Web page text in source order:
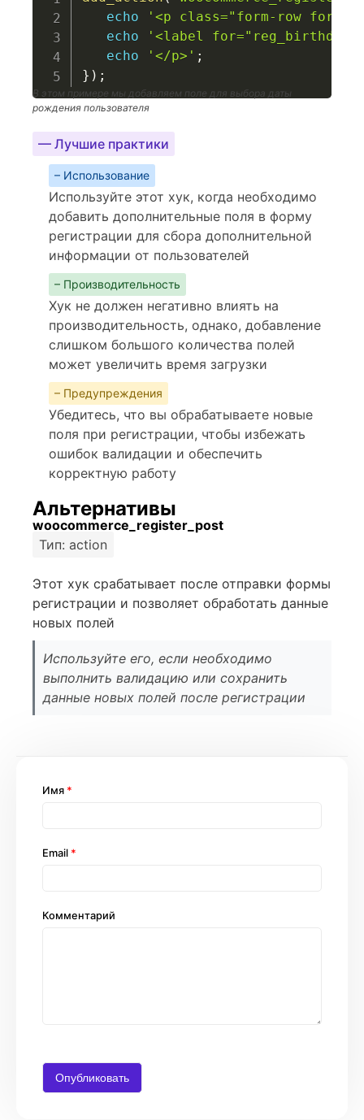
echo
'<p class="form-row form-
echo
'<label
echo
'</p>' ;
} ) ;
В этом примере мы добавляем поле для выбора даты
рождения пользователя
— Лучшие практики
– Использование
Используйте этот хук, когда необходимо
добавить дополнительные поля в форму
регистрации для сбора дополнительной
информации от пользователей
– Производительность
Хук не должен негативно влиять на
производительность, однако, добавление
слишком большого количества полей
может увеличить время загрузки
– Предупреждения
Убедитесь, что вы обрабатываете новые
поля при регистрации, чтобы избежать
ошибок валидации и обеспечить
корректную работу
Альтернативы
woocommerce_register_post
Тип: action
Этот хук срабатывает после отправки формы
регистрации и позволяет обработать данные
новых полей
Используйте его, если необходимо
выполнить валидацию или сохранить
данные новых полей после регистрации
Комментарий
Имя *
Email *